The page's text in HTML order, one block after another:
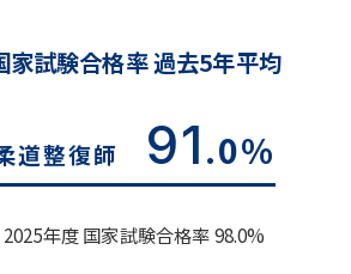
家試験合格率 過去5年平均
道整復師 91.0%
2025年度 国家試験合格率 98.0%